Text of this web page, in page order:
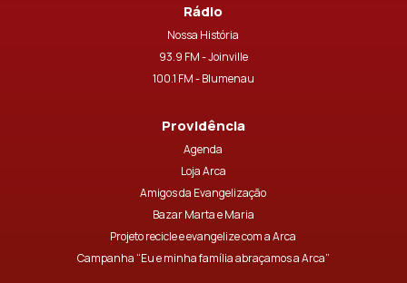
Rádio
Nossa História
93.9 FM - Joinville
100.1 FM - Blumenau
Providência
Agenda
Loja Arca
Amigos da Evangelização
Bazar Marta e Maria
Projeto recicle e evangelize com a Arca
Campanha “Eu e minha família abraçamos a Arca”